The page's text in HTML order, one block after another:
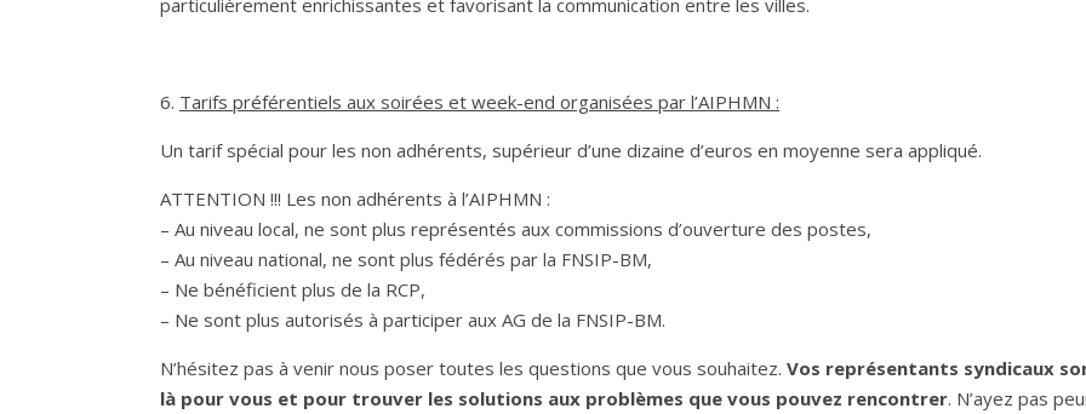
6. Tarifs préférentiels aux soirées et week-end organisées par l’AIPHMN :
Un tarif spécial pour les non adhérents, supérieur d’une dizaine d’euros en moyenne sera appliqué.
ATTENTION !!! Les non adhérents à l’AIPHMN :
– Au niveau local, ne sont plus représentés aux commissions d’ouverture des postes,
– Au niveau national, ne sont plus fédérés par la FNSIP-BM,
– Ne bénéficient plus de la RCP,
– Ne sont plus autorisés à participer aux AG de la FNSIP-BM.
N’hésitez pas à venir nous poser toutes les questions que vous souhaitez. Vos représentants syndicaux
là pour vous et pour trouver les solutions aux problèmes que vous pouvez rencontrer. N’ayez pas